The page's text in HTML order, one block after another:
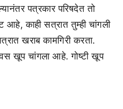
पत्रकार परिषदेत तो
आहे, काही सत्रात तुम्ही चांगली
खराब कामगिरी करता.
खूप चांगला आहे. गोष्टी खूप